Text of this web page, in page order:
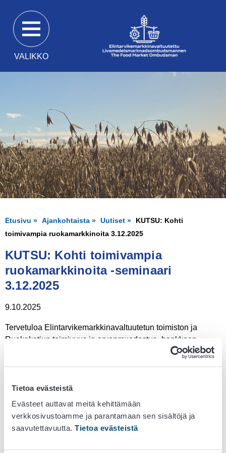
Tietoa evästeistä
Evästeet auttavat meitä kehittämään
verkkosivustoamme ja parantamaan sen sisältöjä ja
saavutettavuutta. Tietoa evästeistä
suoraan
sisältöön
VALIKKO
Etusivu Ajankohtaista Uutiset
KUTSU: Kohti
toimivampia ruokamarkkinoita 3.12.2025
KUTSU: Kohti toimivampia
ruokamarkkinoita -seminaari
3.12.2025
9.10.2025
Tervetuloa Elintarvikemarkkinavaltuutetun toimiston ja
Ruokaketjun toimivuus ja arvonmuodostus -hankkeen
Aika
: 3.12.2025 klo 9–12 (aamupala klo 8.30)
HUOM: vain lähitilaisuus!
Ilmoittaudu tästä:
https://link.webropol.com/ep/kohtitoimivampiaruokamar